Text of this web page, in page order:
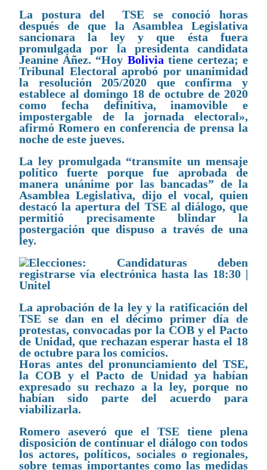
La postura del TSE se conoció horas
después de que la Asamblea Legislativa
sancionara la ley y que ésta fuera
promulgada por la presidenta candidata
Jeanine Áñez. “Hoy Bolivia tiene certeza; e
Tribunal Electoral aprobó por unanimidad
la resolución 205/2020 que confirma y
establece al domingo 18 de octubre de 2020
como fecha definitiva, inamovible e
impostergable de la jornada electoral»,
afirmó Romero en conferencia de prensa la
noche de este jueves.
La ley promulgada “transmite un mensaje
político fuerte porque fue aprobada de
manera unánime por las bancadas” de la
Asamblea Legislativa, dijo el vocal, quien
destacó la apertura del TSE al diálogo, que
permitió precisamente blindar la
postergación que dispuso a través de una
ley.
La aprobación de la ley y la ratificación del
TSE se dan en el décimo primer día de
protestas, convocadas por la COB y el Pacto
de Unidad, que rechazan esperar hasta el 18
de octubre para los comicios.
Horas antes del pronunciamiento del TSE,
la COB y el Pacto de Unidad ya habían
expresado su rechazo a la ley, porque no
habían sido parte del acuerdo para
viabilizarla.
Romero aseveró que el TSE tiene plena
disposición de continuar el diálogo con todos
los actores, políticos, sociales o regionales,
sobre temas importantes como las medidas